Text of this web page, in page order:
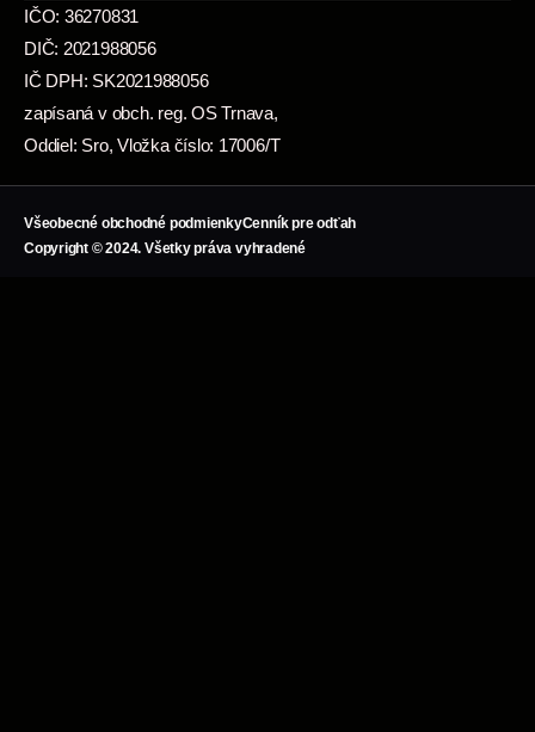
IČO: 36270831
DIČ: 2021988056
IČ DPH: SK2021988056
zapísaná v obch. reg. OS Trnava,
Oddiel: Sro, Vložka číslo: 17006/T
Copyright © 2024. Všetky práva vyhradené
Všeobecné obchodné podmienkyCenník pre odťah